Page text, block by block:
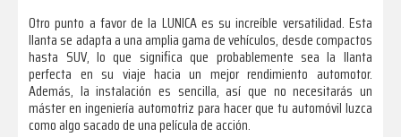
Otro punto a favor de la LUNICA es su increíble versatilidad. Esta
llanta se adapta a una amplia gama de vehículos, desde compactos
hasta SUV, lo que significa que probablemente sea la llanta
perfecta en su viaje hacia un mejor rendimiento automotor.
Además, la instalación es sencilla, así que no necesitarás un
máster en ingeniería automotriz para hacer que tu automóvil luzca
como algo sacado de una película de acción.